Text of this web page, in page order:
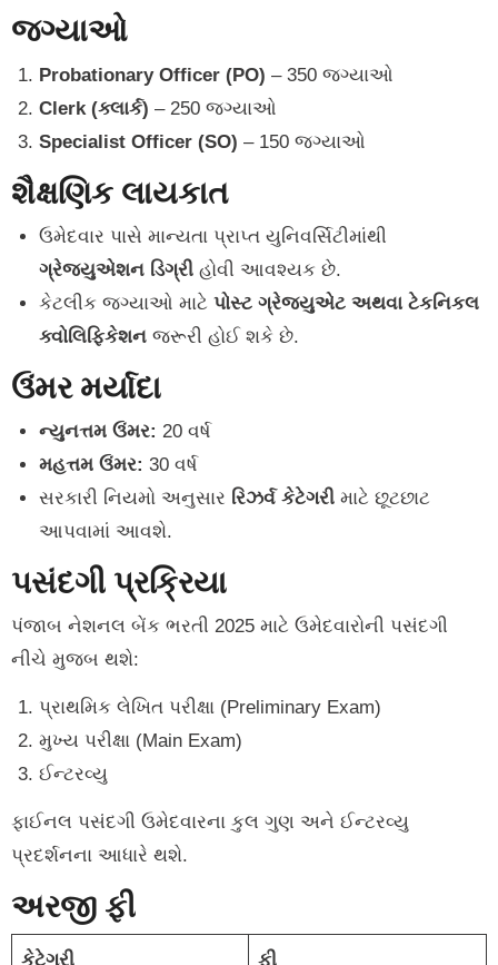
જગ્યાઓ
Probationary Officer (PO) – 350 જગ્યાઓ
Clerk (ક્લાર્ક) – 250 જગ્યાઓ
Specialist Officer (SO) – 150 જગ્યાઓ
શૈક્ષણિક લાયકાત
ઉમેદવાર પાસે માન્યતા પ્રાપ્ત યુનિવર્સિટીમાંથી
ગ્રેજ્યુએશન ડિગ્રી હોવી આવશ્યક છે.
કેટલીક જગ્યાઓ માટેપોસ્ટ ગ્રેજ્યુએટ અથવા ટેકનિકલ
ક્વોલિફિકેશન જરૂરી હોઈ શકે છે.
ઉંમર મર્યાદા
ન્યુનત્તમ ઉંમર: 20 વર્ષ
મહત્તમ ઉંમર: 30 વર્ષ
સરકારી નિયમો અનુસાર રિઝર્વ કેટેગરી માટે છૂટછાટ
આપવામાં આવશે.
પસંદગી પ્રક્રિયા
પંજાબ નેશનલ બેંક ભરતી 2025 માટે ઉમેદવારોની પસંદગી
નીચે મુજબ થશે:
પ્રાથમિક લેખિત પરીક્ષા (Preliminary Exam)
મુખ્ય પરીક્ષા (Main Exam)
ઈન્ટરવ્યુ
ફાઈનલ પસંદગી ઉમેદવારના કુલ ગુણ અને ઈન્ટરવ્યુ
પ્રદર્શનના આધારે થશે.
અરજી ફી
કેટેગરી ફી